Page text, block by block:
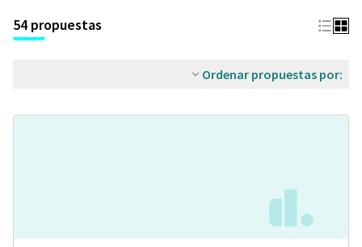
54 propuestas
Ordenar propuestas por: